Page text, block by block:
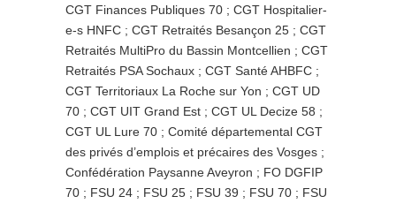
CGT Finances Publiques 70 ; CGT Hospitalier-
e-s HNFC ; CGT Retraités Besançon 25 ; CGT
Retraités MultiPro du Bassin Montcellien ; CGT
Retraités PSA Sochaux ; CGT Santé AHBFC ;
CGT Territoriaux La Roche sur Yon ; CGT UD
70 ; CGT UIT Grand Est ; CGT UL Decize 58 ;
CGT UL Lure 70 ; Comité départemental CGT
des privés d’emplois et précaires des Vosges ;
Confédération Paysanne Aveyron ; FO DGFIP
70 ; FSU 24 ; FSU 25 ; FSU 39 ; FSU 70 ; FSU